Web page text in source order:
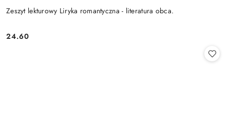
Zeszyt lekturowy Liryka romantyczna - literatura obca.
Cena:
24.60